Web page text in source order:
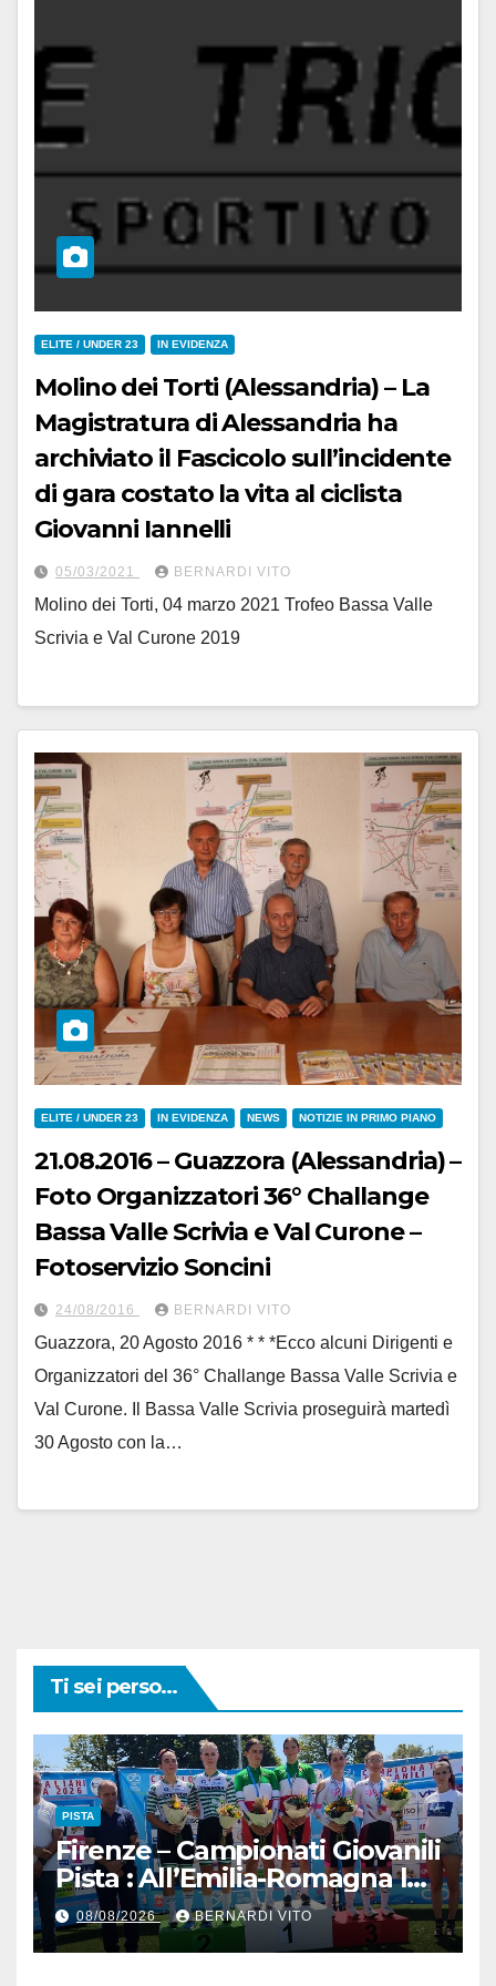
ELITE / UNDER 23 IN EVIDENZA
Molino dei Torti (Alessandria) – La
Magistratura di Alessandria ha
archiviato il Fascicolo sull’incidente
di gara costato la vita al ciclista
Giovanni Iannelli
05/03/2021 BERNARDI VITO
Molino dei Torti, 04 marzo 2021 Trofeo Bassa Valle
Scrivia e Val Curone 2019
ELITE / UNDER 23 IN EVIDENZA NEWS NOTIZIE IN PRIMO PIANO
21.08.2016 – Guazzora (Alessandria) –
Foto Organizzatori 36° Challange
Bassa Valle Scrivia e Val Curone –
Fotoservizio Soncini
24/08/2016 BERNARDI VITO
Guazzora, 20 Agosto 2016 * * *Ecco alcuni Dirigenti e
Organizzatori del 36° Challange Bassa Valle Scrivia e
Val Curone. Il Bassa Valle Scrivia proseguirà martedì
30 Agosto con la…
Ti sei perso...
PISTA
Firenze – Campionati Giovanili
Pista : All’Emilia-Romagna la
Maglia Tricolore Madison
“Donne Allieve”
08/08/2026 BERNARDI VITO